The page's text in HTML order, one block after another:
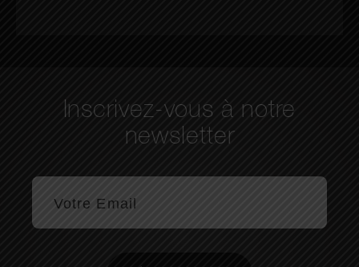
Inscrivez-vous à notre
newsletter